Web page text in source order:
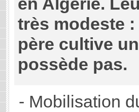
très modeste
père cultive
possède pas.
- Mobilisation